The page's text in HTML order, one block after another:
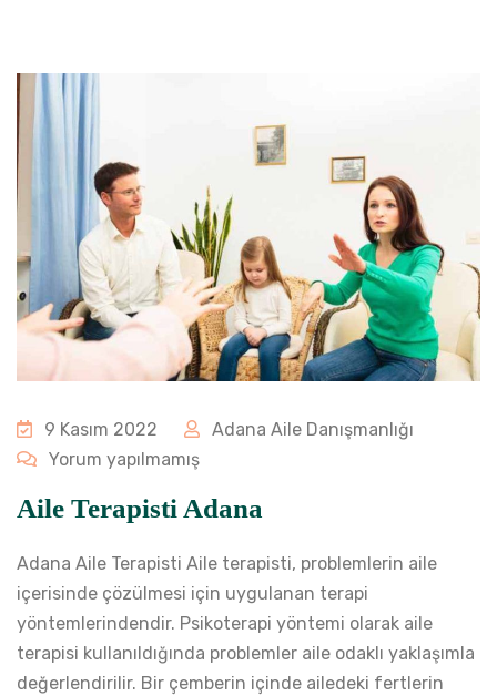
9 Kasım 2022
Adana Aile Danışmanlığı
Yorum yapılmamış
Aile Terapisti Adana
Adana Aile Terapisti Aile terapisti, problemlerin aile
içerisinde çözülmesi için uygulanan terapi
yöntemlerindendir. Psikoterapi yöntemi olarak aile
terapisi kullanıldığında problemler aile odaklı yaklaşımla
değerlendirilir. Bir çemberin içinde ailedeki fertlerin